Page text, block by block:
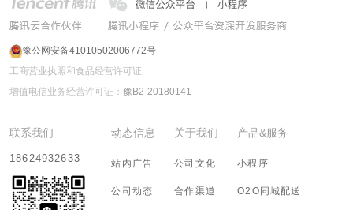
豫公网安备41010502006772号
工商营业执照和食品经营许可证
增值电信业务经营许可证： 豫B2-20180141
联系我们
18624932633
动态信息
站内广告
公司动态
关于我们
公司文化
合作渠道
产品&服务
小程序
O2O同城配送